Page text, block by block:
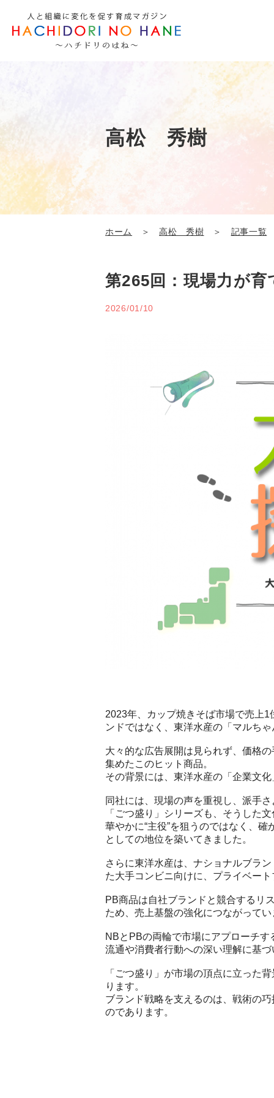
高松 秀樹
ホーム ＞高松 秀樹 ＞ 記事一覧
第265回：現場力が
2026/01/10
2023年、カップ焼きそば市場で売上
ンドではなく、東洋水産の「マルち
大々的な広告展開は見られず、価格
集めたこのヒット商品。
その背景には、東洋水産の「企業文
同社には、現場の声を重視し、派手
「ごつ盛り」シリーズも、そうした
華やかに“主役”を狙うのではなく、
としての地位を築いてきました。
さらに東洋水産は、ナショナルブラ
た大手コンビニ向けに、プライベー
PB商品は自社ブランドと競合するリ
ため、売上基盤の強化につながってい
NBとPBの両輪で市場にアプローチ
流通や消費者行動への深い理解に基
「ごつ盛り」が市場の頂点に立った
ります。
ブランド戦略を支えるのは、戦術の
のであります。